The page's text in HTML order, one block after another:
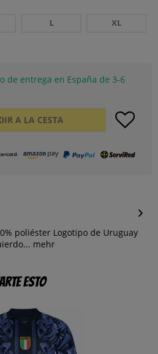
L XL
de entrega en España de 3-6
A LA CESTA
poliéster Logotipo de Uruguay
mehr
esto